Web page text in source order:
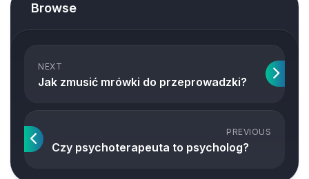
Browse
NEXT
Jak zmusić mrówki do przeprowadzki?
PREVIOUS
Czy psychoterapeuta to psycholog?